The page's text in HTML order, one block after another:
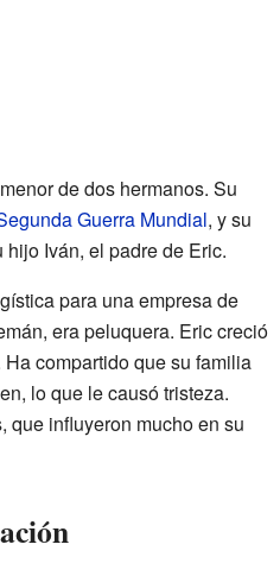
de dos hermanos. Su
Guerra Mundial, y su
Iván, el padre de Eric.
para una empresa de
era peluquera. Eric creció
Ha compartido que su familia
lo que le causó tristeza.
que influyeron mucho en su